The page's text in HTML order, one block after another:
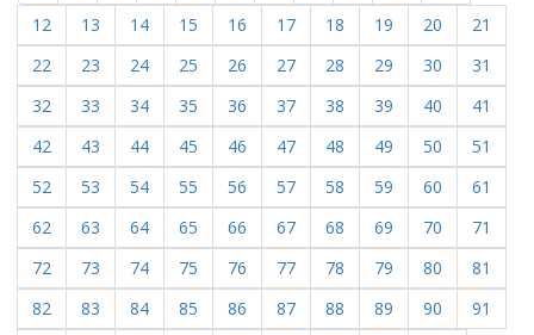
12
13 14 15 16 17 18 19 20
21
22
23 24 25 26 27 28 29 30
31
32
33 34 35 36 37 38 39 40
41
42
43 44 45 46 47 48 49 50
51
52
53 54 55 56 57 58 59 60
61
62
63 64 65 66 67 68 69 70
71
72
73 74 75 76 77 78 79 80
81
82
83 84 85 86 87 88 89 90
91